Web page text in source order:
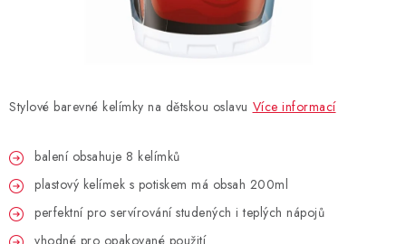
DÁRKOVÉ TAŠKY A SÁČKY
HELIUM NA BALÓNKY
LAMPIONY
Stylové barevné kelímky na dětskou oslavu Více informací
balení obsahuje 8 kelímků
plastový kelímek s potiskem má obsah 200ml
perfektní pro servírování studených i teplých nápojů
vhodné pro opakované použití